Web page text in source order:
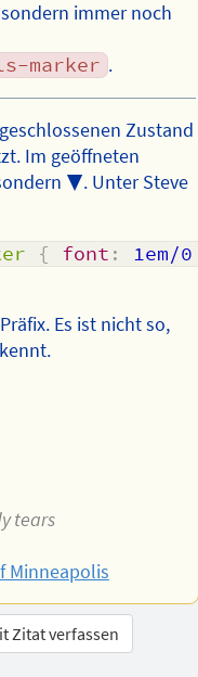
immer noch
marker .
Zustand
Im geöffneten
▼. Unter Steve
{ font :
1em/0
Es ist nicht so,
tears
Minneapolis
Zitat verfassen